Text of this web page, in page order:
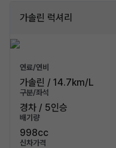
가솔린 럭셔리
연료/연비
가솔린 / 14.7km/L
구분/좌석
경차 / 5인승
배기량
998cc
신차가격